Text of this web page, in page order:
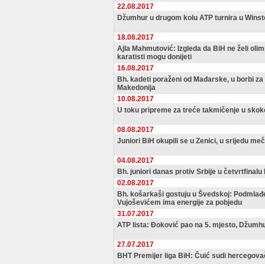
22.08.2017
Džumhur u drugom kolu ATP turnira u
18.08.2017
Ajla Mahmutović: Izgleda da BiH ne želi
karatisti mogu donijeti
16.08.2017
Bh. kadeti poraženi od Mađarske, u borbi
Makedonija
10.08.2017
U toku pripreme za treće takmičenje u
08.08.2017
Juniori BiH okupili se u Zenici, u srijedu
04.08.2017
Bh. juniori danas protiv Srbije u četvrtfinalu
02.08.2017
Bh. košarkaši gostuju u Švedskoj:
Vujoševićem ima energije za pobjedu
31.07.2017
ATP lista: Đoković pao na 5. mjesto,
27.07.2017
BHT Premijer liga BiH: Čuić sudi